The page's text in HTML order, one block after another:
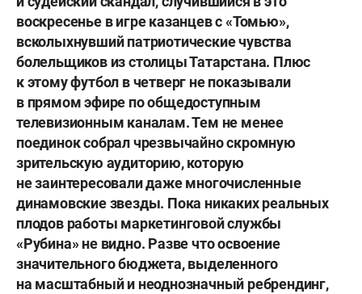
воскресенье в игре казанцев с «Томью»,
всколыхнувший патриотические чувства
болельщиков из столицы Татарстана. Плюс
к этому футбол в четверг не показывали
в прямом эфире по общедоступным
телевизионным каналам. Тем не менее
поединок собрал чрезвычайно скромную
зрительскую аудиторию, которую
не заинтересовали даже многочисленные
динамовские звезды. Пока никаких реальных
плодов работы маркетинговой службы
«Рубина» не видно. Разве что освоение
значительного бюджета, выделенного
на масштабный и неоднозначный ребрендинг,